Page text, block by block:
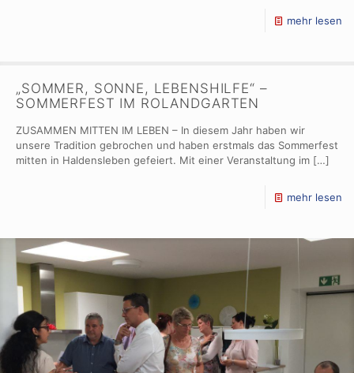
mehr lesen
„SOMMER, SONNE, LEBENSHILFE“ –
SOMMERFEST IM ROLANDGARTEN
ZUSAMMEN MITTEN IM LEBEN – In diesem Jahr haben wir
unsere Tradition gebrochen und haben erstmals das Sommerfest
mitten in Haldensleben gefeiert. Mit einer Veranstaltung im […]
mehr lesen